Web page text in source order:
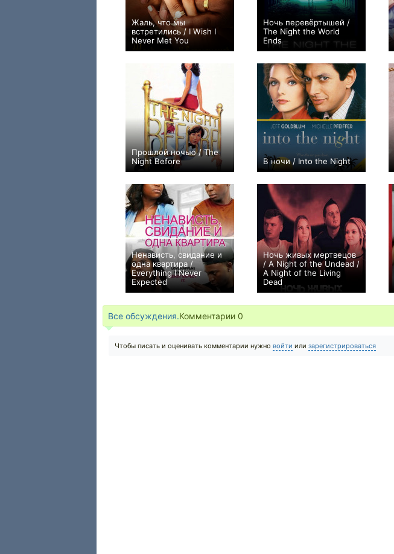
Жаль, что мы
встретились / I Wish I
Never Met You
0
Ночь перевёртышей /
The Night the World
Ends
0
Прошлой ночью / The
Night Before
+2
В ночи / Into the Night
+2
Ненависть, свидание и
одна квартира /
Everything I Never
Expected
0
Ночь живых мертвецов
/ A Night of the Undead /
A Night of the Living
Dead
0
Все обсуждения.Комментарии 0
Чтобы писать и оценивать комментарии нужно войти или зарегистрироваться